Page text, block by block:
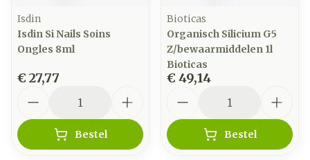
Isdin
Isdin Si Nails Soins
Ongles 8ml
€ 27,77
Bestel
Bioticas
Organisch Silicium G5
Z/bewaarmiddelen 1l
Bioticas
€ 49,14
Bestel